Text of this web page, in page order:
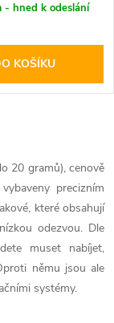
- hned k odeslání
KOŠÍKU
20 gramů), cenově
precizním
které obsahují
odezvou. Dle
muset nabíjet,
němu jsou ale
systémy.